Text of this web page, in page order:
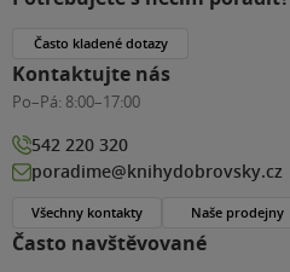
Často navštěvované
Často kladené dotazy
Kontaktujte nás
Po–Pá: 8:00–17:00
542 220 320
poradime@knihydobrovsky.cz
Všechny kontakty Naše prodejny